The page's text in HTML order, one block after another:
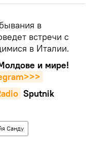
в
встречи с
в Италии.
и мире!
Sputnik
Санду